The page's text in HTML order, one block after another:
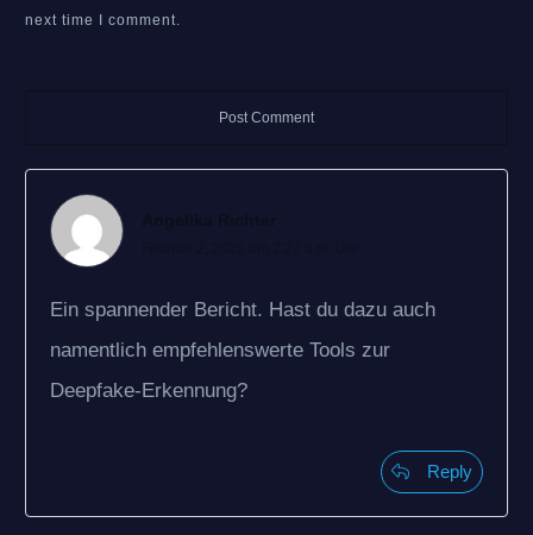
next time I comment.
Post Comment
Ein spannender Bericht. Hast du dazu auch
namentlich empfehlenswerte Tools zur
Deepfake-Erkennung?
Reply